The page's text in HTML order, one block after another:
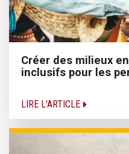
Créer des milieux
inclusifs pour les
LIRE L'ARTICLE